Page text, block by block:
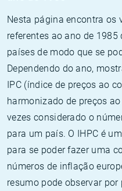
Nesta página encontra os
referentes ao ano de
países de modo que se
Dependendo do ano,
IPC (índice de preços ao
harmonizado de preços
vezes considerado o
para um país. O IHPC é
para se poder fazer uma
números de inflação
resumo pode observar